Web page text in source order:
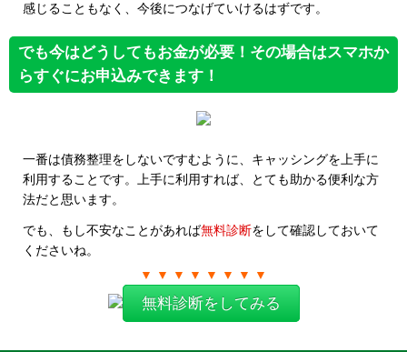
感じることもなく、今後につなげていけるはずです。
でも今はどうしてもお金が必要！その場合はスマホか
らすぐにお申込みできます！
一番は債務整理をしないですむように、キャッシングを上手に
利用することです。上手に利用すれば、とても助かる便利な方
法だと思います。
でも、もし不安なことがあれば無料診断をして確認しておいて
くださいね。
▼ ▼ ▼ ▼ ▼ ▼ ▼ ▼
無料診断をしてみる